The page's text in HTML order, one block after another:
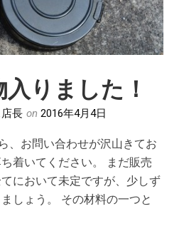
りました！
長 on2016年4月4日
、お問い合わせが沢山きてお
着いてください。 まだ販売
において未定ですが、少しず
しょう。 その材料の一つと